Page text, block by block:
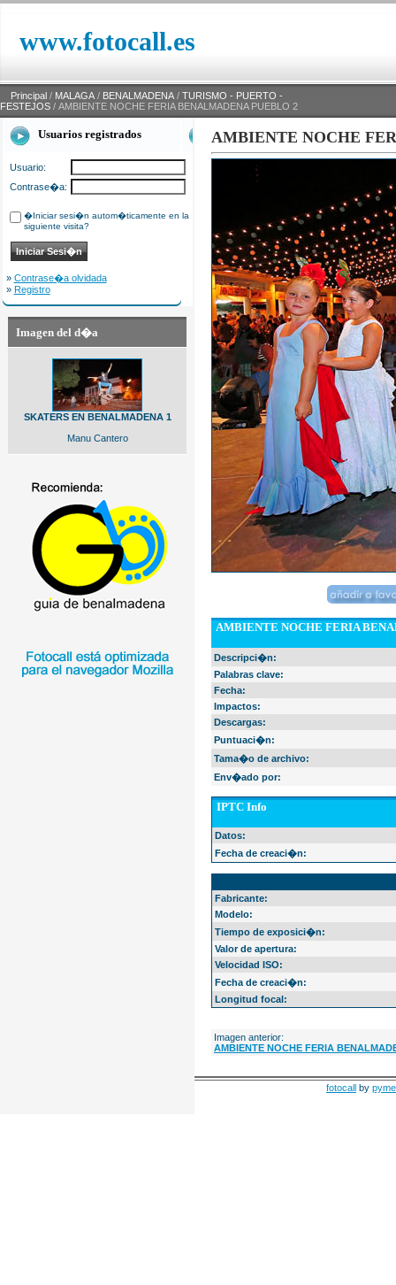
www.fotocall.es
Principal / MALAGA / BENALMADENA / TURISMO - PUERTO -
FESTEJOS / AMBIENTE NOCHE FERIA BENALMADENA PUEBLO 2
Usuarios registrados
Usuario:
Contrase�a:
�Iniciar sesi�n autom�ticamente en la
siguiente visita?
» Contrase�a olvidada
» Registro
Imagen del d�a
SKATERS EN BENALMADENA 1
Manu Cantero
AMBIENTE NOCHE
AMBIENTE NOCHE FERIA
Descripci�n:
Palabras clave:
Fecha:
Impactos:
Descargas:
Puntuaci�n:
Tama�o de archivo:
Env�ado por:
IPTC Info
Datos:
Fecha de creaci�n:
Fabricante:
Modelo:
Tiempo de exposici�n:
Valor de apertura:
Velocidad ISO:
Fecha de creaci�n:
Longitud focal:
Imagen anterior:
AMBIENTE NOCHE FERIA
fotocall by